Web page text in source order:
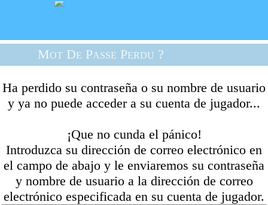
Mot De Passe Perdu ?
Ha perdido su contraseña o su nombre de usuario
y ya no puede acceder a su cuenta de jugador...
¡Que no cunda el pánico!
Introduzca su dirección de correo electrónico en
el campo de abajo y le enviaremos su contraseña
y nombre de usuario a la dirección de correo
electrónico especificada en su cuenta de jugador.